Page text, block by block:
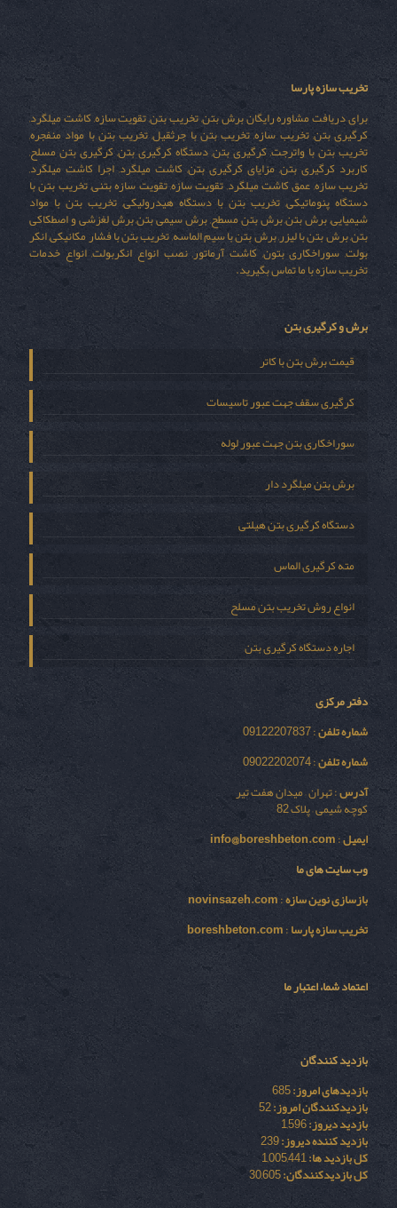
تخریب سازه پارسا
برای دریافت مشاوره رایگان برش بتن, تخریب بتن, تقویت سازه, کاشت میلگرد,
کرگیری بتن, تخریب سازه, تخریب بتن با جرثقیل, تخریب بتن با مواد منفجره,
تخریب بتن با واترجت, کرگیری بتن, دستگاه کرگیری بتن, کرگیری بتن مسلح,
کاربرد کرگیری بتن, مزایای کرگیری بتن, کاشت میلگرد, اجرا کاشت میلگرد,
تخریب سازه, عمق کاشت میلگرد, تقویت سازه, تقویت سازه بتنی, تخریب بتن با
دستگاه پنوماتیکی, تخریب بتن با دستگاه هیدرولیکی, تخریب بتن با مواد
شیمیایی, برش بتن, برش بتن مسطح, برش سیمی بتن, برش لغزشی و اصطکاکی
بتن, برش بتن با لیزر, برش بتن با سیم الماسه, تخریب بتن با فشار مکانیکی, انکر
بولت, سوراخکاری بتون, کاشت آرماتور, نصب انواع انکربولت, انواع خدمات
تخریب سازه با ما تماس بگیرید.
برش و کرگیری بتن
قیمت برش بتن با کاتر
کرگیری سقف جهت عبور تاسیسات
سوراخکاری بتن جهت عبور لوله
برش بتن میلگرد دار
دستگاه کرگیری بتن هیلتی
مته کرگیری الماس
انواع روش تخریب بتن مسلح
اجاره دستگاه کرگیری بتن
دفتر مرکزی
شماره تلفن: 09122207837
شماره تلفن: 09022202074
آدرس: تهران – میدان هفت تیر
کوچه شیمی – پلاک 82
ایمیل:
info@boreshbeton.com
وب سایت های ما
بازسازی نوين سازه:
novinsazeh.com
تخریب سازه پارسا:
boreshbeton.com
اعتماد شما، اعتبار ما
بازدید کنندگان
بازدیدهای امروز:685
بازدیدکنندگان امروز:52
بازدید دیروز:1,596
بازدید کننده دیروز:239
کل بازدید ها:1,005,441
کل بازدیدکنند‌گان:30,605